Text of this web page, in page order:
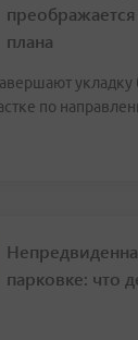
плана
укладку
по
парковке: что